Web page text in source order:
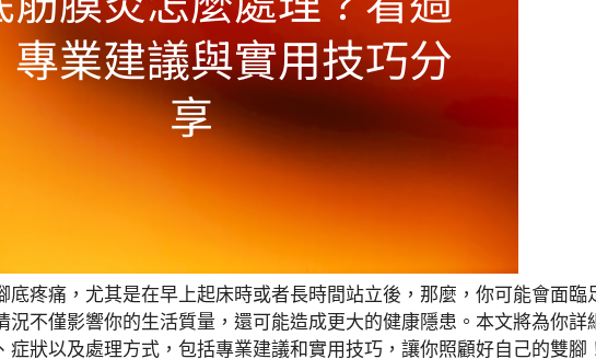
底疼痛，尤其是在早上起床時或者長時間站立後，那麼，你可能會面臨
況不僅影響你的生活質量，還可能造成更大的健康隱患。本文將為你詳
症狀以及處理方式，包括專業建議和實用技巧，讓你照顧好自己的雙腳